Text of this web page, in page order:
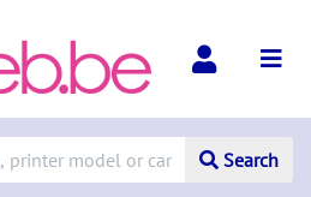
Search